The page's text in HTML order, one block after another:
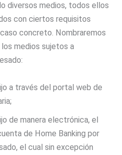
diversos medios, todos ellos
con ciertos requisitos
concreto. Nombraremos
medios sujetos a
a través del portal web de
de manera electrónica, el
de Home Banking por
el cual sin excepción